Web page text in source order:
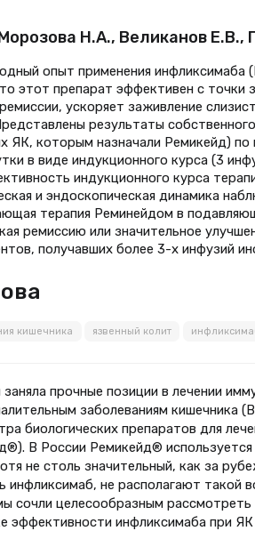
Н.А., Великанов Е.В.,
опыт применения инфликсимаба
этот препарат эффективен с точки
ускоряет заживление
результаты
ЯК, которым назначали Ремикейд)
в виде индукционного курса (3
индукционного курса
и эндоскопическая динамика
терапия Реминейдом в
ремиссию или значительное
получавших более 3-х инфузий
кишечника язвенный колит
заняла прочные позиции в лечении
заболеваниям кишечника
биологических препаратов для
В России Ремикейд®
не столь значительный, как за
инфликсимаб, не располагают такой
сочли целесообразным
эффективности инфликсимаба при